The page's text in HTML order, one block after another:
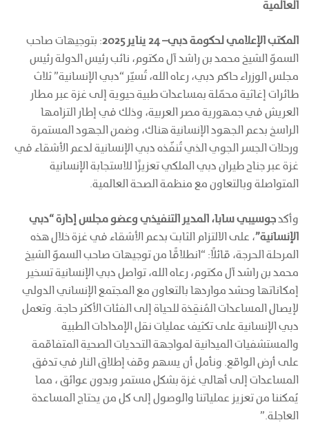
العالمية
المكتب الإعلامي لحكومة دبي– 24 يناير 2025
: بتوجيهات صاحب
السموّ الشيخ محمد بن راشد آل مكتوم، نائب رئيس الدولة رئيس
مجلس الوزراء حاكم دبي، رعاه الله، تُسيّر “دبي الإنسانية” ثلاث
طائرات إغاثية محمّلة بمساعدات طبية حيوية إلى غزة عبر مطار
العريش في جمهورية مصر العربية، وذلك في إطار التزامها
الراسخ بدعم الجهود الإنسانية هناك، وضمن الجهود المستمرة
ورحلات الجسر الجوي الذي تُنفّذه دبي الإنسانية لدعم الأشقاء في
غزة عبر جناح طيران دبي الملكي تعزيزًا للاستجابة الإنسانية
المتواصلة وبالتعاون مع منظمة الصحة العالمية.
وأكدجوسيبي سابا، المدير التنفيذي وعضو مجلس إدارة “دبي
الإنسانية”، على الالتزام الثابت بدعم الأشقاء في غزة خلال هذه
المرحلة الحرجة، قائلاً: “انطلاقًا من توجيهات صاحب السموّ الشيخ
محمد بن راشد آل مكتوم، رعاه الله، تواصل دبي الإنسانية تسخير
إمكاناتها وحشد مواردها بالتعاون مع المجتمع الإنساني الدولي
لإيصال المساعدات المُنقِذة للحياة إلى الفئات الأكثر حاجة. وتعمل
دبي الإنسانية على تكثيف عمليات نقل الإمدادات الطبية
والمستشفيات الميدانية لمواجهة التحديات الصحية المتفاقمة
على أرض الواقع. ونأمل أن يسهم وقف إطلاق النار في تدفق
المساعدات إلى أهالي غزة بشكل مستمر وبدون عوائق ، مما
يُمكننا من تعزيز عملياتنا والوصول إلى كل من يحتاج المساعدة
العاجلة.”